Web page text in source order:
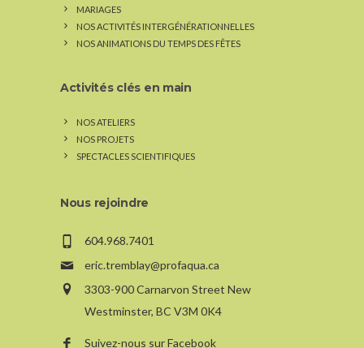
MARIAGES
NOS ACTIVITÉS INTERGÉNÉRATIONNELLES
NOS ANIMATIONS DU TEMPS DES FÊTES
Activités clés en main
NOS ATELIERS
NOS PROJETS
SPECTACLES SCIENTIFIQUES
Nous rejoindre
604.968.7401
eric.tremblay@profaqua.ca
3303-900 Carnarvon Street New
Westminster, BC V3M 0K4
Suivez-nous sur Facebook